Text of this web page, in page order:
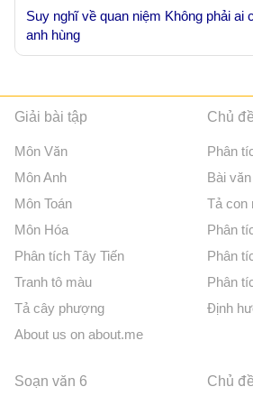
Suy nghĩ về quan niệm Không phải ai
anh hùng
Giải bài tập
Môn Văn
Môn Anh
Môn Toán
Môn Hóa
Phân tích Tây Tiến
Tranh tô màu
Tả cây phượng
About us on about.me
Chủ
Phân
Bài
Tả con
Phân
Phân
Phân
Định
Soạn văn 6 Chủ